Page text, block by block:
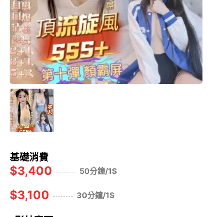
基礎消費
$3,400 50分鐘/1S
$3,100 30分鐘/1S